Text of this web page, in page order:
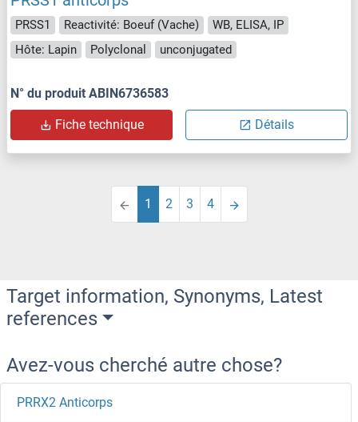
PRSS1 Reactivité: Boeuf (Vache)
WB, ELISA, IP
Hôte: Lapin
Polyclonal unconjugated
N° du produit ABIN6736583
Fiche technique Détails
1 2 3 4
Target information, Synonyms, Latest
references
Avez-vous cherché autre chose?
PRRX2 Anticorps